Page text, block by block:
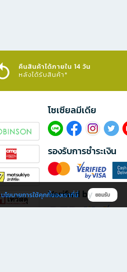
คืนสินค้าได้ภายใน 14 วัน
หลังได้รับสินค้า*
โซเซียลมีเดีย​
รองรับการชำระเงิน
Verified by
นโยบายการใช้คุกกี้ของเราที่นี่ ยอมรับ